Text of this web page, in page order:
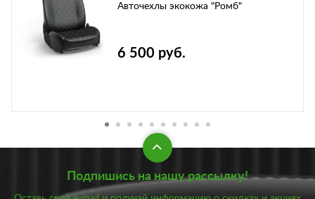
Авточехлы экокожа "Ромб"
6 500 руб.
Подпишись на нашу рассылку!